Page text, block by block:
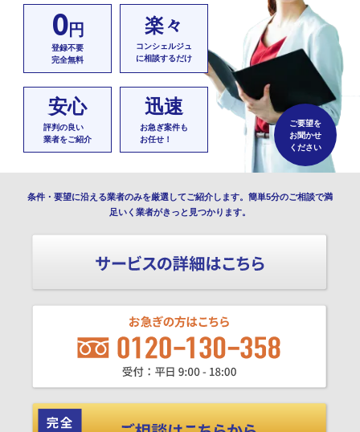
0円
登録不要
完全無料
楽々
コンシェルジュ
に相談するだけ
安心
評判の良い
業者をご紹介
迅速
お急ぎ案件も
お任せ！
ご要望を
お聞かせ
ください
条件・要望に沿える業者のみを厳選してご紹介します。簡単5分のご相談で満
足いく業者がきっと見つかります。